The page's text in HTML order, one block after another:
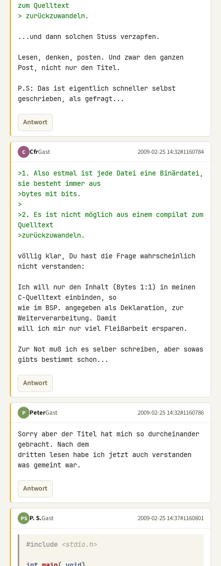
zum Quelltext
> zurückzuwandeln.
...und dann solchen Stuss verzapfen.
Lesen, denken, posten. Und zwar den ganzen
Post, nicht nur den Titel.
P.S: Das ist eigentlich schneller selbst
geschrieben, als gefragt...
Antwort
C CfrGast 2009-02-25 14:32#1160784
>1. Also estmal ist jede Datei eine Binärdatei,
sie besteht immer aus
>bytes mit bits.
>
>2. Es ist nicht möglich aus einem compilat zum
Quelltext
>zurückzuwandeln.
völlig klar, Du hast die Frage wahrscheinlich
nicht verstanden:
Ich will nur den Inhalt (Bytes 1:1) in meinen
C-Quelltext einbinden, so
wie im BSP. angegeben als Deklaration, zur
Weiterverarbeitung. Damit
will ich mir nur viel Fleißarbeit ersparen.
Zur Not muß ich es selber schreiben, aber sowas
gibts bestimmt schon...
Antwort
P PeterGast 2009-02-25 14:32#1160786
Sorry aber der Titel hat mich so durcheinander
gebracht. Nach dem
dritten lesen habe ich jetzt auch verstanden
was gemeint war.
Antwort
PS P. S.Gast 2009-02-25 14:37#1160801
#include <stdio.h>